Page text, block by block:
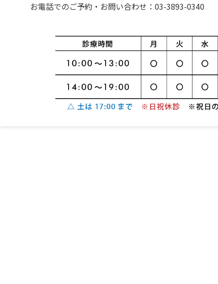
お電話でのご予約・お問い合わせ：03-3893-0340